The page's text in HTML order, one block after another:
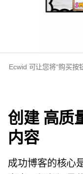
Ecwid 可让您将“购买按
创建 高质
内容
成功博客的核心